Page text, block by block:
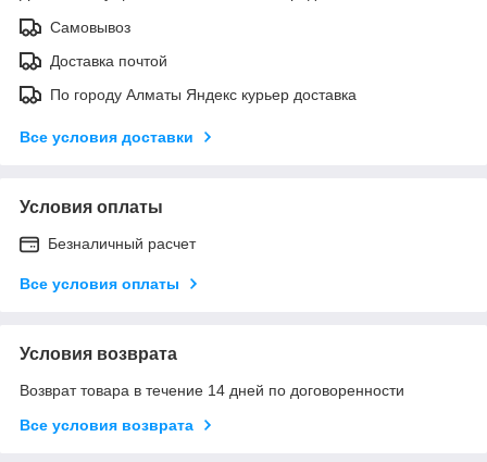
Самовывоз
Доставка почтой
По городу Алматы Яндекс курьер доставка
Все условия доставки
Условия оплаты
Безналичный расчет
Все условия оплаты
Условия возврата
Возврат товара в течение 14 дней по договоренности
Все условия возврата